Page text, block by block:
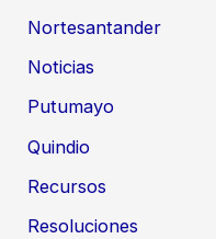
Nortesantander
Noticias
Putumayo
Quindio
Recursos
Resoluciones